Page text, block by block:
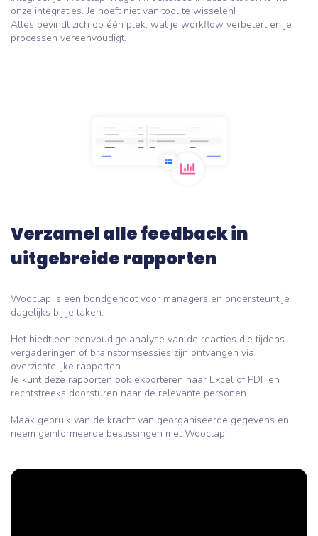
onze integraties. Je hoeft niet van tool te wisselen!
Alles bevindt zich op één plek, wat je workflow verbetert en je
processen vereenvoudigt.
Verzamel alle feedback in
uitgebreide rapporten
Wooclap is een bondgenoot voor managers en ondersteunt je
dagelijks bij je taken.
Het biedt een eenvoudige analyse van de reacties die tijdens
vergaderingen of brainstormsessies zijn ontvangen via
overzichtelijke rapporten.
Je kunt deze rapporten ook exporteren naar Excel of PDF en
rechtstreeks doorsturen naar de relevante personen.
Maak gebruik van de kracht van georganiseerde gegevens en
neem geïnformeerde beslissingen met Wooclap!